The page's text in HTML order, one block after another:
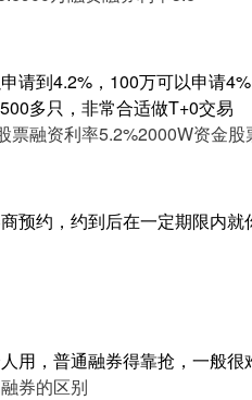
请到4.2%，100万可以申请
多只，非常合适做T+0交易
票融资利率5.2%2000W资金股
预约，约到后在一定期限内
用，普通融券得靠抢，一般很
券的区别